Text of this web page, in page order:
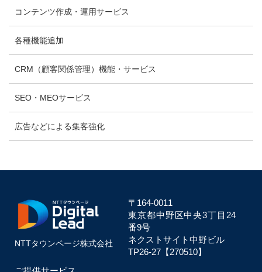
コンテンツ作成・運用サービス
各種機能追加
CRM（顧客関係管理）機能・サービス
SEO・MEOサービス
広告などによる集客強化
NTTタウンページ株式会社
〒164-0011
東京都中野区中央3丁目24
番9号
ネクストサイト中野ビル
TP26-27【270510】